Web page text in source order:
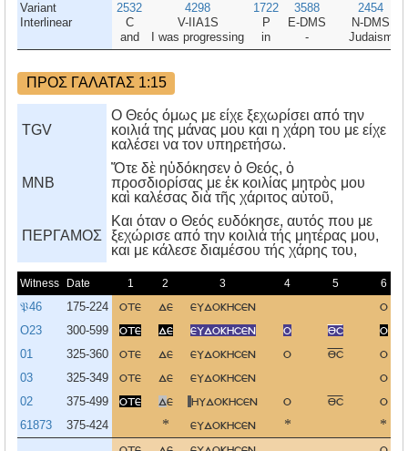
Variant
Interlinear
2532
C
and
4298
V-IIA1S
I was progressing
1722
P
in
3588
E-DMS
-
2454
N-DMS
Judaism
ΠΡΟΣ ΓΑΛΑΤΑΣ 1:15
TGV
Ο Θεός όμως με είχε ξεχωρίσει από την
κοιλιά της μάνας μου και η χάρη του με είχε
καλέσει να τον υπηρετήσω.
MNB
Ὅτε δὲ ηὐδόκησεν ὁ Θεός, ὁ
προσδιορίσας με ἐκ κοιλίας μητρὸς μου
καὶ καλέσας διὰ τῆς χάριτος αὑτοῦ,
ΠΕΡΓΑΜΟΣ
Kαι όταν ο Θεός ευδόκησε, αυτός που με
ξεχώρισε από την κοιλιά τής μητέρας μου,
και με κάλεσε διαμέσου τής χάρης του,
Witness Date 1 2 3 4 5 6
𝔓46 175-224 οτε δε ευδοκησεν ο
O23 300-599 οτε δε ευδοκησεν ο θσ ο
01 325-360 οτε δε ευδοκησεν ο θσ ο
03 325-349 οτε δε ευδοκησεν ο
02 375-499 οτε δε ηυδοκησεν ο θσ ο
61873 375-424 * ευδοκησεν * *